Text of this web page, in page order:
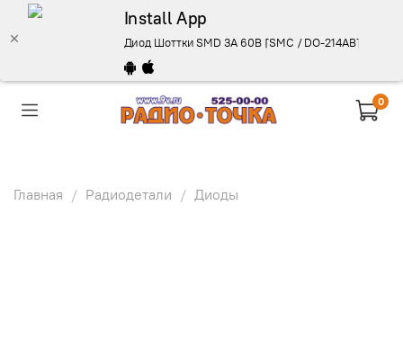
Install App
Диод Шоттки SMD 3А 60В [SMC / DO-214AB], SS36-
0
Главная Радиодетали Диоды